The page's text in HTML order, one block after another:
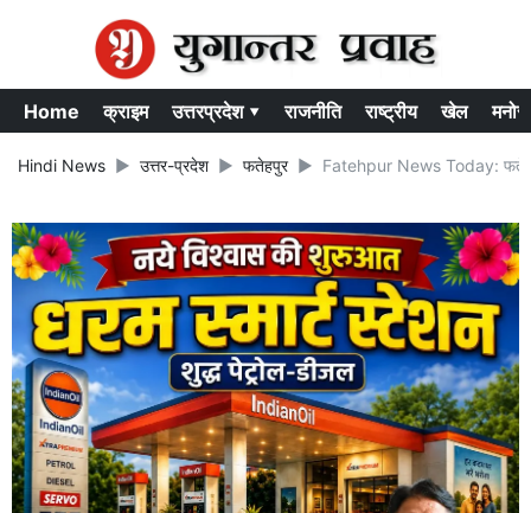
Home क्राइम उत्तरप्रदेश ▾ राजनीति राष्ट्रीय खेल
Hindi News उत्तर-प्रदेश फतेहपुर Fatehpur News Today: